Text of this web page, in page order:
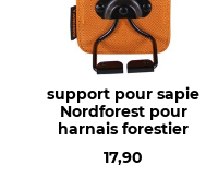
support pour sapie
Nordforest pour
harnais forestier
17,90